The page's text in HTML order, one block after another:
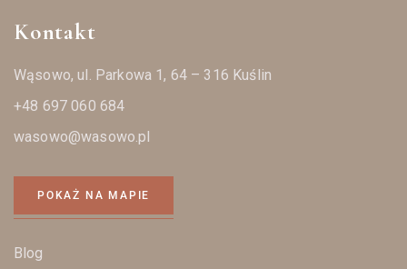
Kontakt
Wąsowo, ul. Parkowa 1, 64 – 316 Kuślin
+48 697 060 684
wasowo@wasowo.pl
POKAŻ NA MAPIE
Blog